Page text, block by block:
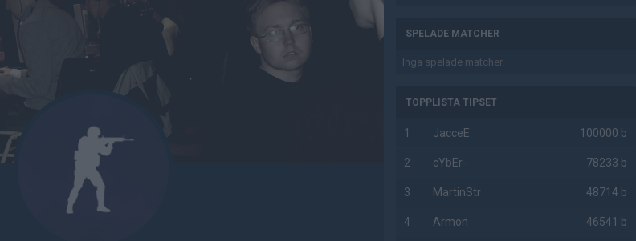
SPELADE MATCHER
Inga spelade matcher.
TOPPLISTA TIPSET
1 JacceE 100000 b
2 cYbEr- 78233 b
3 MartinStr 48714 b
4 Armon 46541 b